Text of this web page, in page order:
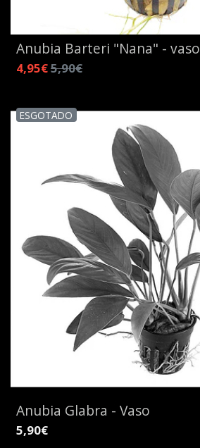
Anubia Barteri "Nana" - vaso
4,95€5,90€
ESGOTADO
Anubia Glabra - Vaso
5,90€